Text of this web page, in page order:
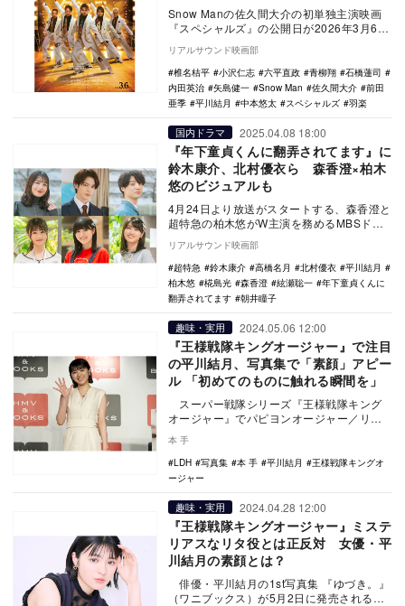
Snow Manの佐久間大介の初単独主演映画
『スペシャルズ』の公開日が2026年3月6日
に決定し、本ポスタービジュアルが公開。
あ…
リアルサウンド映画部
椎名桔平
小沢仁志 六平直政 青柳翔
石橋蓮司
内田英治
矢島健一 Snow Man 佐久間大介
前田
亜季
平川結月 中本悠太 スペシャルズ 羽楽
国内ドラマ 2025.04.08 18:00
『年下童貞くんに翻弄されてます』に
鈴木康介、北村優衣ら 森香澄×柏木
悠のビジュアルも
4月24日より放送がスタートする、森香澄と
超特急の柏木悠がW主演を務めるMBSドラ
マ特区『年下童貞（チェリーボーイ）くん
に翻弄さ…
リアルサウンド映画部
超特急
鈴木康介 高橋名月 北村優衣
平川結月
柏木悠
椛島光 森香澄 絃瀬聡一
年下童貞くんに
翻弄されてます
朝井瞳子
趣味・実用 2024.05.06 12:00
『王様戦隊キングオージャー』で注目
の平川結月、写真集で「素顔」アピー
ル 「初めてのものに触れる瞬間を」
スーパー戦隊シリーズ『王様戦隊キング
オージャー』でパピヨンオージャー／リ
タ・カニスカ役を好演し、話題を呼んだ俳
優・平川…
本 手
LDH
写真集 本 手 平川結月
王様戦隊キングオ
ージャー
趣味・実用 2024.04.28 12:00
『王様戦隊キングオージャー』ミステ
リアスなリタ役とは正反対 女優・平
川結月の素顔とは？
俳優・平川結月の1st写真集 『ゆづき。』
（ワニブックス）が5月2日に発売される。